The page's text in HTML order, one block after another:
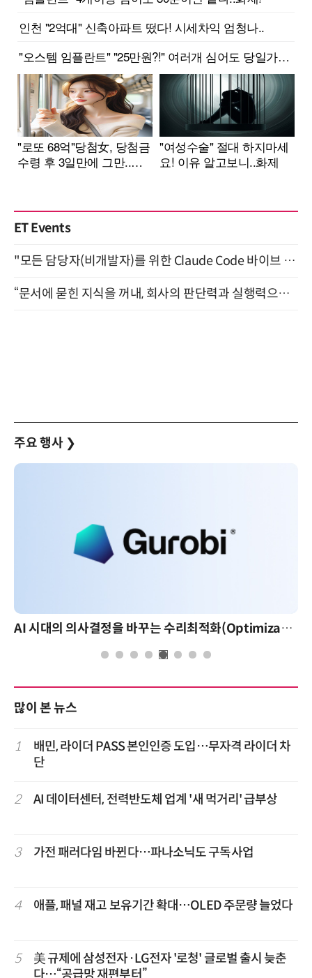
ET Events
"모든 담당자(비개발자)를 위한 Claude Code 바이브 코딩 2-day 부트캠프" 9월 16~17일 개최
“문서에 묻힌 지식을 꺼내, 회사의 판단력과 실행력으로 바꾸다” (8/20)
주요 행사 ❯
AI 시대의 의사결정을 바꾸는 수리최적화(Optimization): 실제 산업 적용 사례와 활용 전략
많이 본 뉴스
1
배민, 라이더 PASS 본인인증 도입…무자격 라이더 차
단
2 AI 데이터센터, 전력반도체 업계 '새 먹거리' 급부상
3 가전 패러다임 바뀐다…파나소닉도 구독사업
4 애플, 패널 재고 보유기간 확대…OLED 주문량 늘었다
5
美 규제에 삼성전자·LG전자 '로청' 글로벌 출시 늦춘
다…“공급망 재편부터”